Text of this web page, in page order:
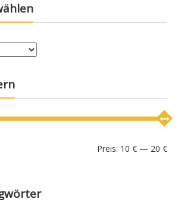
Preis: 10 € — 20 €